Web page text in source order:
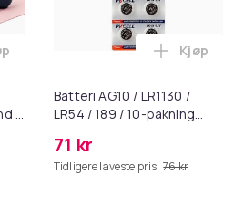
-
Magetrener, 6-rørs fotpedal
Batteri AG10 / LR1130 /
LR54 / 189 / 10-pakning
71 kr
Tidligere laveste pris: 76 kr
Legg
Kjøp